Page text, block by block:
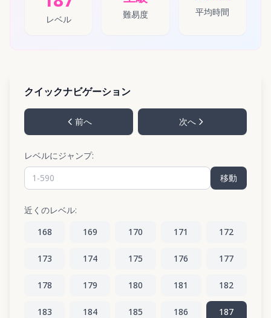
レベル 難易度 平均時間
クイックナビゲーション
前へ 次へ
レベルにジャンプ:
移動
近くのレベル:
168
169 170 171 172
173 174 175 176 177
178 179 180 181 182
183 184 185 186 187